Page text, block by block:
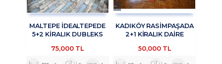
MALTEPE İDEALTEPEDE
5+2 KİRALIK DUBLEKS
75,000 TL
KADIKÖY RASİMPAŞADA
2+1 KİRALIK DAİRE
50,000 TL